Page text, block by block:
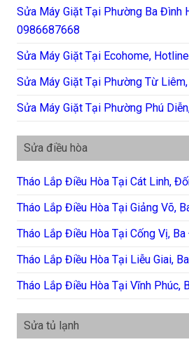
Sửa Máy Giặt Tại Phường Ba Đình
0986687668
Sửa Máy Giặt Tại Ecohome,
Sửa Máy Giặt Tại Phường Từ
Sửa Máy Giặt Tại Phường Phú
Sửa điều hòa
Tháo Lắp Điều Hòa Tại Cát Linh,
Tháo Lắp Điều Hòa Tại Giảng Võ,
Tháo Lắp Điều Hòa Tại Cống Vị,
Tháo Lắp Điều Hòa Tại Liễu Giai,
Tháo Lắp Điều Hòa Tại Vĩnh Phúc,
Sửa tủ lạnh